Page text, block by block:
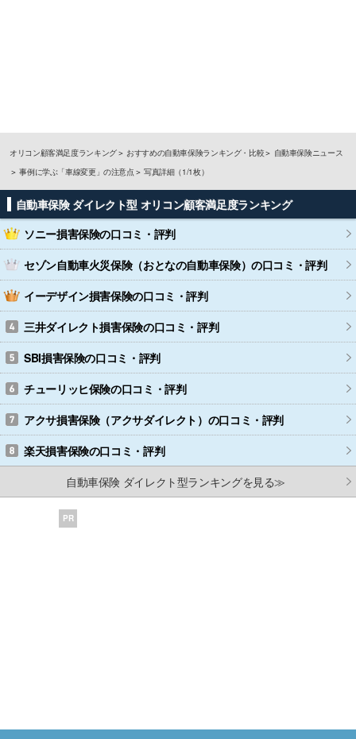
オリコン顧客満足度ランキング おすすめの自動車保険ランキング・比較
自動車保険ニュース
事例に学ぶ「車線変更」の注意点
写真詳細（1/1枚）
自動車保険 ダイレクト型 オリコン顧客満足度ランキング
ソニー損害保険の口コミ・評判
セゾン自動車火災保険（おとなの自動車保険）の口コミ・評判
イーデザイン損害保険の口コミ・評判
三井ダイレクト損害保険の口コミ・評判
SBI損害保険の口コミ・評判
チューリッヒ保険の口コミ・評判
アクサ損害保険（アクサダイレクト） の口コミ・評判
楽天損害保険の口コミ・評判
自動車保険 ダイレクト型ランキングを見る≫
PR